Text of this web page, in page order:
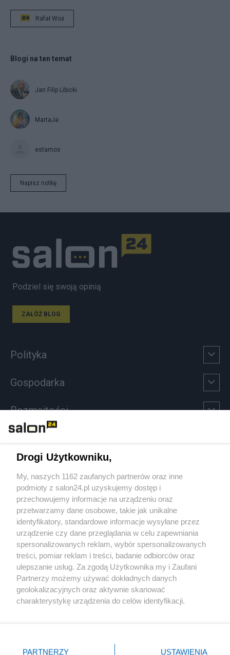
Rafał Woś
Blogi na ten temat
Jan Filip Libicki
MartaJa
estamos
Napisz notkę
Podziel się swoją opinią
ZAŁÓŻ BLOG
Polityka
Gospodarka
Rozmaitości
Sport
Społeczeństwo
Kultura
X Facebook Instagram Youtube
Drogi Użytkowniku,
My, naszych 1162 zaufanych partnerów oraz inne
podmioty z salon24.pl uzyskujemy dostęp i
przechowujemy informacje na urządzeniu oraz
przetwarzamy dane osobowe, takie jak unikalne
identyfikatory, standardowe informacje wysyłane przez
urządzenie czy dane przeglądania w celu zapewniania
spersonalizowanych reklam, wybór spersonalizowanych
treści, pomiar reklam i treści, badanie odbiorców oraz
ulepszanie usług. Za zgodą Użytkownika my i Zaufani
Partnerzy możemy używać dokładnych danych
geolokalizacyjnych oraz aktywnie skanować
charakterystykę urządzenia do celów identyfikacji.
zmienić/wycofać klikając przycisk ustawień prywatności
PARTNERZY USTAWIENIA